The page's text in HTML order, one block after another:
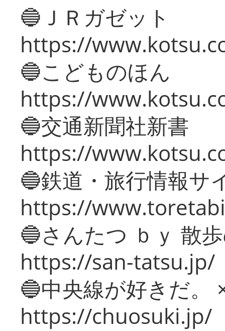
🔵ＪＲガゼット
https://
🔵こどものほん
https://
🔵交通新聞社新書
https://
🔵鉄道・旅行情報サ
https://
🔵さんたつ ｂｙ 散
https://san-tatsu.jp/
🔵中央線が好きだ。
https://chuosuki.jp/